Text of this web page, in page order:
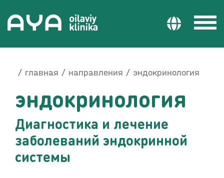
главная направления эндокринология
эндокринология
Диагностика и лечение
заболеваний эндокринной
системы